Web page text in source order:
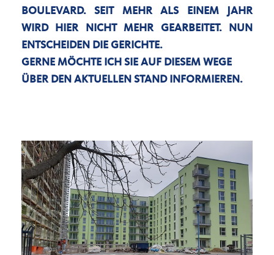
BOULEVARD. SEIT MEHR ALS EINEM JAHR
WIRD HIER NICHT MEHR GEARBEITET. NUN
ENTSCHEIDEN DIE GERICHTE.
GERNE MÖCHTE ICH SIE AUF DIESEM WEGE
ÜBER DEN AKTUELLEN STAND INFORMIEREN.